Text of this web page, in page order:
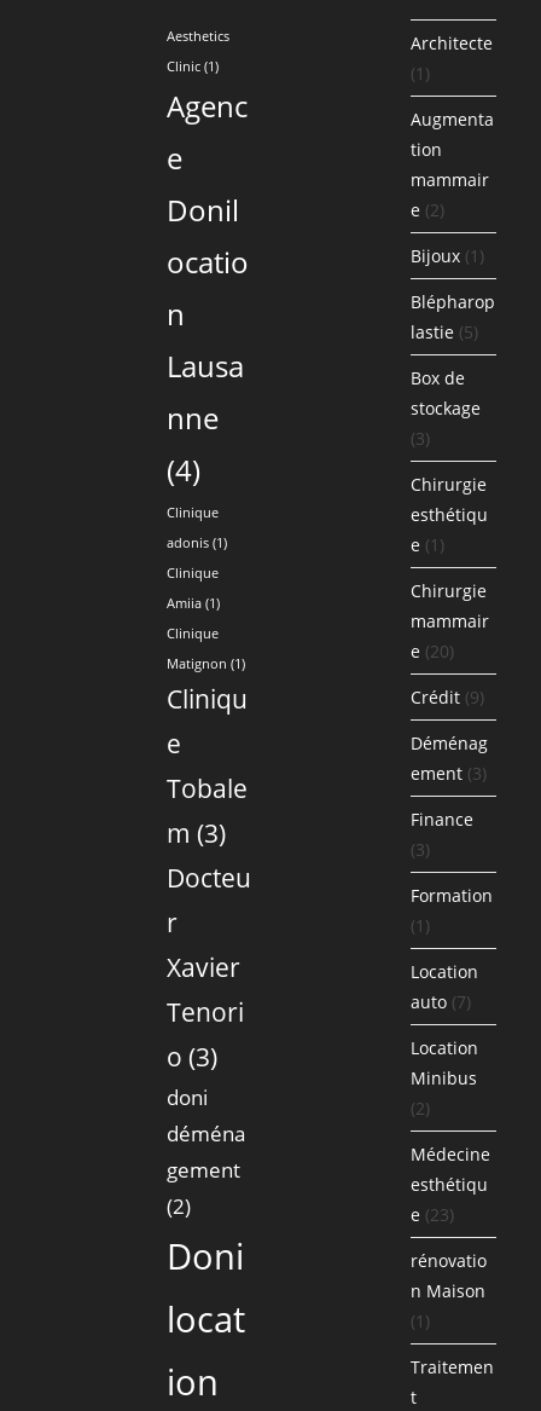
Aesthetics
Clinic (1)
Agenc
e
Donil
ocatio
n
Lausa
nne
(4)
Clinique
adonis (1)
Clinique
Amiia (1)
Clinique
Matignon (1)
Cliniqu
e
Tobale
m (3)
Docteu
r
Xavier
Tenori
o (3)
doni
déména
gement
(2)
Doni
locat
ion
Architecte
(1)
Augmenta
tion
mammair
e (2)
Bijoux (1)
Blépharop
lastie (5)
Box de
stockage
(3)
Chirurgie
esthétiqu
e (1)
Chirurgie
mammair
e (20)
Crédit (9)
Déménag
ement (3)
Finance
(3)
Formation
(1)
Location
auto (7)
Location
Minibus
(2)
Médecine
esthétiqu
e (23)
rénovatio
n Maison
(1)
Traitemen
t